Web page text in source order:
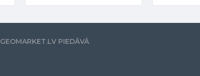
GEOMARKET.LV PIEDĀVĀ